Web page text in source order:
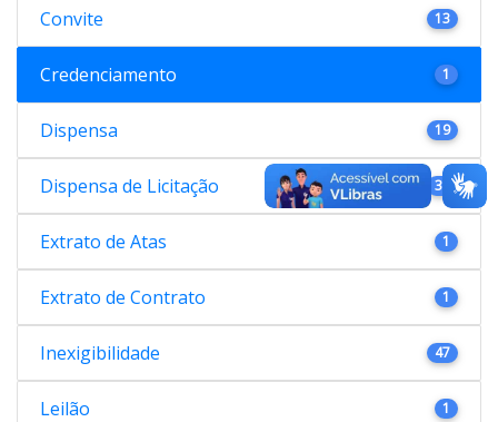
Convite 13
Credenciamento 1
Dispensa 19
Dispensa de Licitação 38
Extrato de Atas 1
Extrato de Contrato 1
Inexigibilidade 47
Leilão 1